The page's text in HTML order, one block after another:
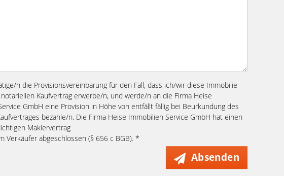
n die Provisionsvereinbarung für den Fall, dass ich/wir diese Immobilie
Kaufvertrag erwerbe/n, und werde/n an die Firma Heise
GmbH eine Provision in Höhe von entfällt fällig bei Beurkundung des
bezahle/n. Die Firma Heise Immobilien Service GmbH hat einen
Maklervertrag
Verkäufer abgeschlossen (§ 656 c BGB). *
Absenden